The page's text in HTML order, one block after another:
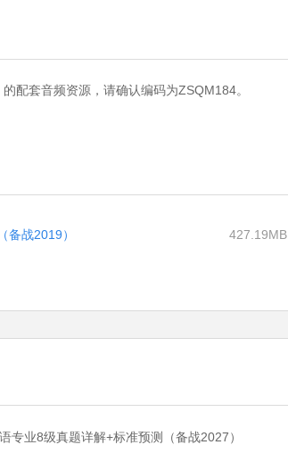
配套音频资源，请确认编码为ZSQM184。
备战2019） 427.19MB
专业8级真题详解+标准预测（备战2027）